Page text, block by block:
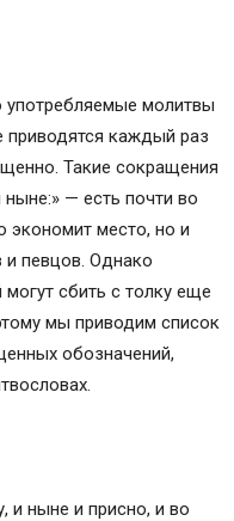
употребляемые молитвы
каждый раз
Такие сокращения
— есть почти во
экономит место, но и
певцов. Однако
сбить с толку еще
мы приводим список
обозначений,
и ныне и присно, и во